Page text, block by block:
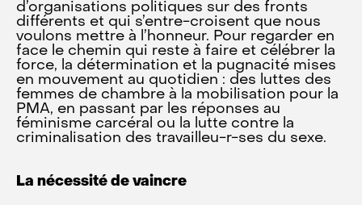
d’organisations politiques sur des fronts
différents et qui s’entre-croisent que nous
voulons mettre à l’honneur. Pour regarder en
face le chemin qui reste à faire et célébrer la
force, la détermination et la pugnacité mises
en mouvement au quotidien : des luttes des
femmes de chambre à la mobilisation pour la
PMA, en passant par les réponses au
féminisme carcéral ou la lutte contre la
criminalisation des travailleu-r-ses du sexe.
La nécessité de vaincre